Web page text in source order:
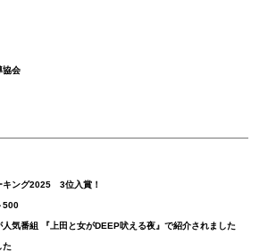
協会
キング2025 3位入賞！
500
気番組 『上田と女がDEEP吠える夜』で紹介されました
た